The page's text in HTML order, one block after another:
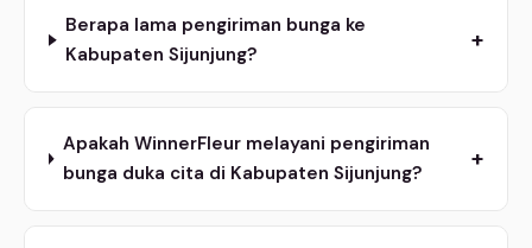
Berapa lama pengiriman bunga ke
Kabupaten Sijunjung?
+
Apakah WinnerFleur melayani pengiriman
bunga duka cita di Kabupaten Sijunjung?
+